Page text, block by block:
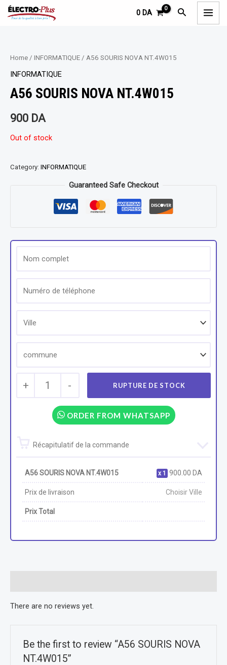
Aller
0 DA Rechercher
Home / INFORMATIQUE / A56 SOURIS NOVA NT.4W015
INFORMATIQUE
A56 SOURIS NOVA NT.4W015
900 DA
Out of stock
Category: INFORMATIQUE
Guaranteed Safe Checkout
+ 1 -
ORDER FROM WHATSAPP
Récapitulatif de la commande
A56 SOURIS NOVA NT.4W015 1 900.00 DA
Prix de livraison Choisir Ville
Prix Total
There are no reviews yet.
Be the first to review “A56 SOURIS NOVA
NT.4W015”